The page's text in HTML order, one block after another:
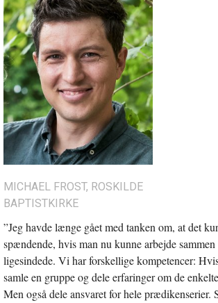
MICHAEL FROST, ROSKILDE
BAPTISTKIRKE
”Jeg havde længe gået med tanken om, at det
spændende, hvis man nu kunne arbejde sammen
ligesindede. Vi har forskellige kompetencer:
samle en gruppe og dele erfaringer om de
Men også dele ansvaret for hele prædikenserier.